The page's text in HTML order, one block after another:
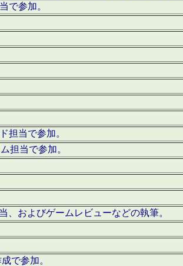
で参加。
担当で参加。
担当で参加。
、およびゲームレビューなどの執筆。
で参加。